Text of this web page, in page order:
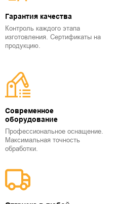
Гарантия качества
Контроль каждого этапа
изготовления. Сертификаты на
продукцию.
Современное
оборудование
Профессиональное оснащение.
Максимальная точность
обработки.